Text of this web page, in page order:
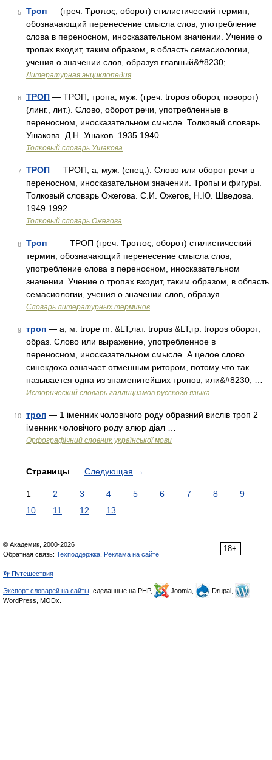
5 Троп — (греч. Τροπος, оборот) стилистический термин,
обозначающий перенесение смысла слов, употребление
слова в переносном, иносказательном значении. Учение о
тропах входит, таким образом, в область семасиологии,
учения о значении слов, образуя главный&#8230; …
Литературная энциклопедия
6 ТРОП — ТРОП, тропа, муж. (греч. tropos оборот, поворот)
(линг., лит.). Слово, оборот речи, употребленные в
переносном, иносказательном смысле. Толковый словарь
Ушакова. Д.Н. Ушаков. 1935 1940 …
Толковый словарь Ушакова
7 ТРОП — ТРОП, а, муж. (спец.). Слово или оборот речи в
переносном, иносказательном значении. Тропы и фигуры.
Толковый словарь Ожегова. С.И. Ожегов, Н.Ю. Шведова.
1949 1992 …
Толковый словарь Ожегова
8 Троп — ТРОП (греч. Τροπος, оборот) стилистический
термин, обозначающий перенесение смысла слов,
употребление слова в переносном, иносказательном
значении. Учение о тропах входит, таким образом, в область
семасиологии, учения о значении слов, образуя …
Словарь литературных терминов
9 троп — а, м. trope m. &LT;лат. tropus &LT;гр. tropos оборот;
образ. Слово или выражение, употребленное в
переносном, иносказательном смысле. А целое слово
синекдоха означает отменным ритором, потому что так
называется одна из знаменитейших тропов, или&#8230; …
Исторический словарь галлицизмов русского языка
10 троп — 1 іменник чоловічого роду образний вислів троп 2
іменник чоловічого роду алюр діал …
Орфографічний словник української мови
Страницы Следующая →
1 2 3 4 5 6 7 8
9
10
11 12 13
18+
© Академик, 2000-2026
Обратная связь: Техподдержка Реклама на сайте
👣 Путешествия
Экспорт словарей на сайты , сделанные на PHP, Joomla,
Drupal,
WordPress, MODx.